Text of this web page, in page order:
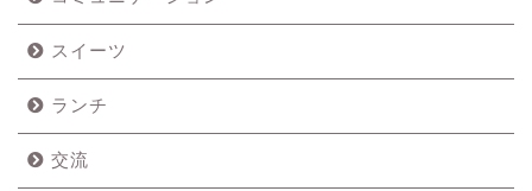
スイーツ
ランチ
交流